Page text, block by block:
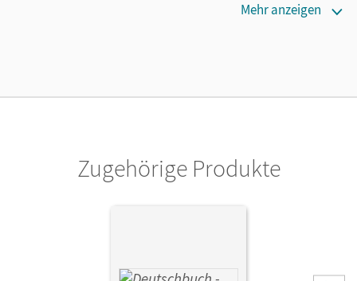
Mehr anzeigen
Zugehörige Produkte